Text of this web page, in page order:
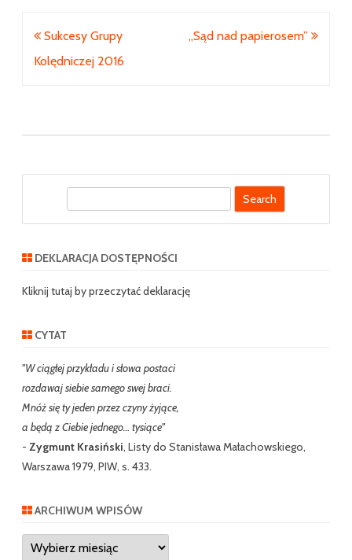
Nawigacja
wpisu
Sukcesy Grupy
Kolędniczej 2016
„Sąd nad papierosem”
r
h
DEKLARACJA DOSTĘPNOŚCI
Kliknij tutaj by przeczytać deklarację
CYTAT
"W ciągłej przykładu i słowa postaci
rozdawaj siebie samego swej braci.
Mnóż się ty jeden przez czyny żyjące,
a będą z Ciebie jednego… tysiące"
- Zygmunt Krasiński, Listy do Stanisława Małachowskiego,
Warszawa 1979, PIW, s. 433.
ARCHIWUM WPISÓW
Archiwum
wpisów